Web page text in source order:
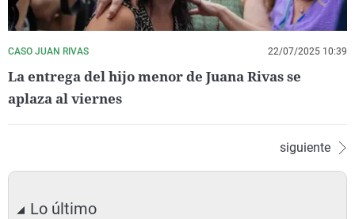
CASO JUAN RIVAS 22/07/2025 10:39
La entrega del hijo menor de Juana Rivas se
aplaza al viernes
siguiente
Lo último